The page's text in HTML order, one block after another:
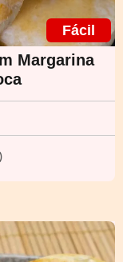
Fácil
Margarina